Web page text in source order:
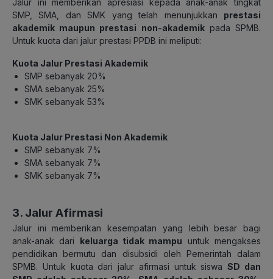
Jalur ini memberikan apresiasi kepada anak-anak tingkat
SMP, SMA, dan SMK yang telah menunjukkan prestasi
akademik maupun prestasi non-akademikpada SPMB.
Untuk kuota dari jalur prestasi PPDB ini meliputi:
Kuota Jalur Prestasi Akademik
SMP sebanyak 20%
SMA sebanyak 25%
SMK sebanyak 53%
Kuota Jalur Prestasi Non Akademik
SMP sebanyak 7%
SMA sebanyak 7%
SMK sebanyak 7%
3. Jalur Afirmasi
Jalur ini memberikan kesempatan yang lebih besar bagi
anak-anak dari keluarga tidak mampu untuk mengakses
pendidikan bermutu dan disubsidi oleh Pemerintah dalam
SPMB. Untuk kuota dari jalur afirmasi untuk siswaSD dan